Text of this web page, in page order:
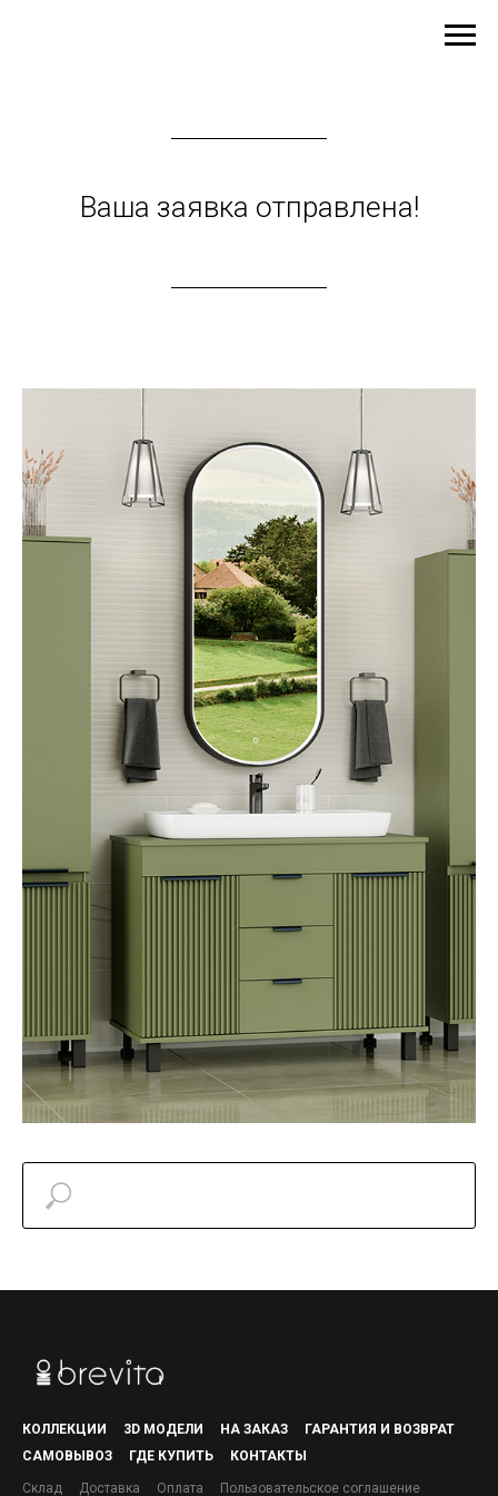
Ваша заявка отправлена!
КОЛЛЕКЦИИ 3D МОДЕЛИ НА ЗАКАЗ
ГАРАНТИЯ И ВОЗВРАТ
САМОВЫВОЗ
ГДЕ КУПИТЬ КОНТАКТЫ
Склад Доставка Оплата Пользовательское соглашение